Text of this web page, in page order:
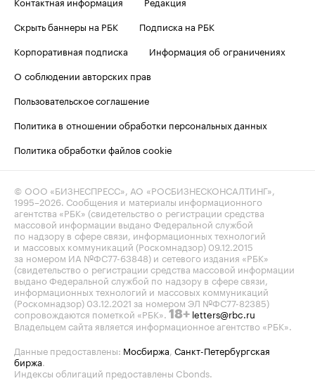
Скрыть баннеры на РБК
Подписка на РБК
Корпоративная подписка
Информация об ограничениях
О соблюдении авторских прав
Пользовательское соглашение
Политика в отношении обработки персональных данных
Политика обработки файлов cookie
© ООО «БИЗНЕСПРЕСС», АО «РОСБИЗНЕСКОНСАЛТИНГ»,
1995–2026 . Сообщения и материалы информационного
агентства «РБК» (свидетельство о регистрации средства
массовой информации выдано Федеральной службой
по надзору в сфере связи, информационных технологий
и массовых коммуникаций (Роскомнадзор) 09.12.2015
за номером ИА №ФС77-63848) и сетевого издания «РБК»
(свидетельство о регистрации средства массовой информации
выдано Федеральной службой по надзору в сфере связи,
информационных технологий и массовых коммуникаций
(Роскомнадзор) 03.12.2021 за номером ЭЛ №ФС77-82385)
сопровождаются пометкой «РБК». 18+ letters@rbc.ru
Владельцем сайта является информационное агентство «РБК».
Данные предоставлены: Мосбиржа Санкт-Петербургская
биржа
Индексы облигаций предоставлены Cbonds.